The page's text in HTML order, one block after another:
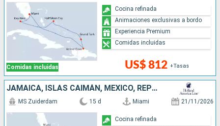
Comidas incluidas US$ 812 +Tasas
Cocina refinada
Animaciones exclusivas a bordo
Experiencia Premium
Comidas incluidas
JAMAICA, ISLAS CAIMÁN, MÉXICO, REPÚBLICA DOMINICANA, BAHAMAS, ESTADOS UNIDOS
MS Zuiderdam 15 d Miami 21/11/2026
Cocina refinada